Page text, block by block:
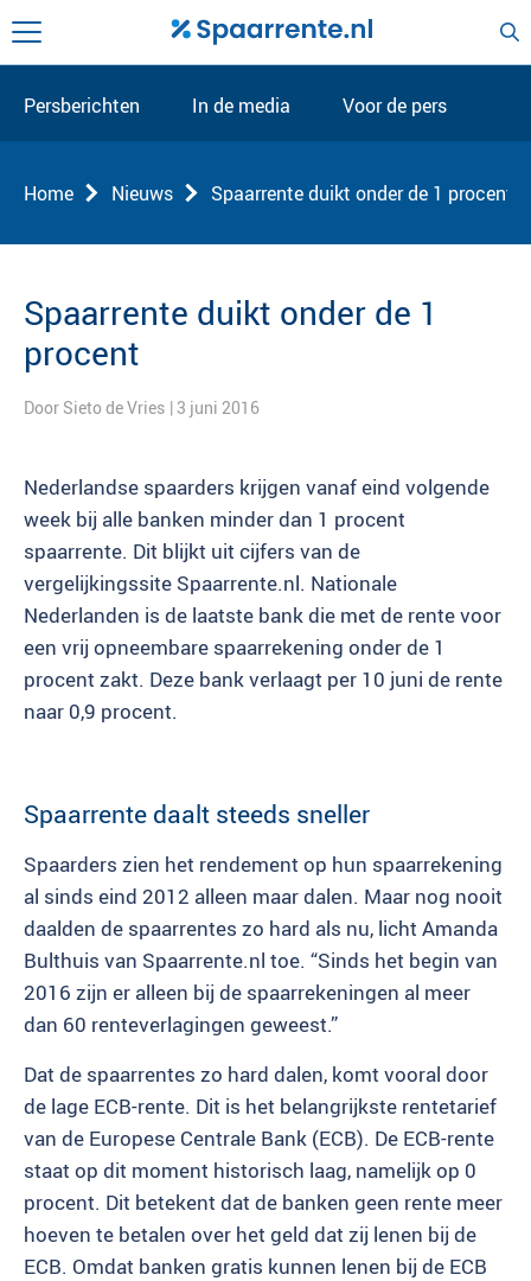
Persberichten In de media Voor de pers
Home Nieuws Spaarrente duikt onder de 1 procent
Spaarrente duikt onder de 1
procent
Door Sieto de Vries | 3 juni 2016
Nederlandse spaarders krijgen vanaf eind volgende
week bij alle banken minder dan 1 procent
spaarrente. Dit blijkt uit cijfers van de
vergelijkingssite Spaarrente.nl. Nationale
Nederlanden is de laatste bank die met de rente voor
een vrij opneembare spaarrekening onder de 1
procent zakt. Deze bank verlaagt per 10 juni de rente
naar 0,9 procent.
Spaarrente daalt steeds sneller
Spaarders zien het rendement op hun spaarrekening
al sinds eind 2012 alleen maar dalen. Maar nog nooit
daalden de spaarrentes zo hard als nu, licht Amanda
Bulthuis van Spaarrente.nl toe. “Sinds het begin van
2016 zijn er alleen bij de spaarrekeningen al meer
dan 60 renteverlagingen geweest.”
Dat de spaarrentes zo hard dalen, komt vooral door
de lage ECB-rente. Dit is het belangrijkste rentetarief
van de Europese Centrale Bank (ECB). De ECB-rente
staat op dit moment historisch laag, namelijk op 0
procent. Dit betekent dat de banken geen rente meer
hoeven te betalen over het geld dat zij lenen bij de
ECB. Omdat banken gratis kunnen lenen bij de ECB